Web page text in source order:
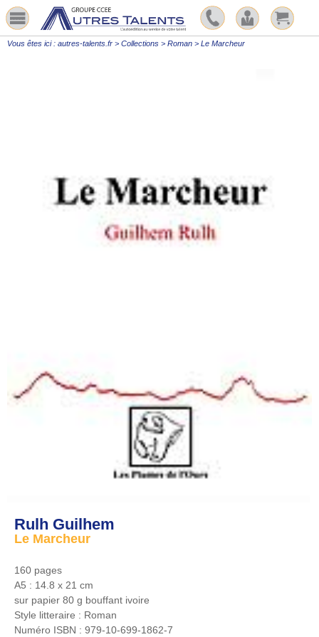
Vous êtes ici : autres-talents.fr > Collections > Roman > Le Marcheur
Rulh Guilhem
Le Marcheur
160 pages
A5 : 14.8 x 21 cm
sur papier 80 g bouffant ivoire
Style litteraire : Roman
Numéro ISBN : 979-10-699-1862-7